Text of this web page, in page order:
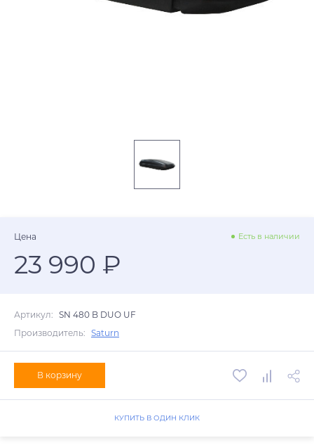
Цена Есть в наличии
23 990 ₽
Артикул: SN 480 B DUO UF
Производитель: Saturn
В корзину
КУПИТЬ В ОДИН КЛИК